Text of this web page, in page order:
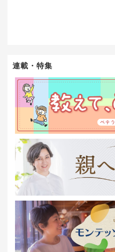
連載・特集